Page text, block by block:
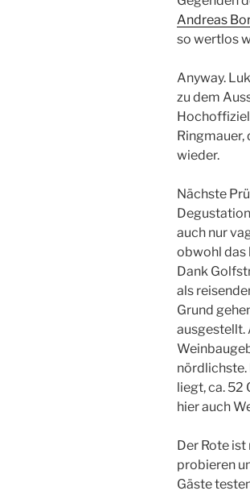
Andreas
so wertlos
Anyway.
zu dem
Ringmauer,
wieder.
Nächste
auch nur
obwohl das
Dank
als
Grund
ausgestellt.
nördlichste.
liegt, ca. 52
hier auch
Der Rote
probieren
Gäste